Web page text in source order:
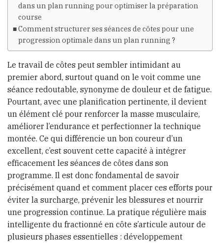
dans un plan running pour optimiser la préparation
course
Comment structurer ses séances de côtes pour une
progression optimale dans un plan running ?
Le travail de côtes peut sembler intimidant au
premier abord, surtout quand on le voit comme une
séance redoutable, synonyme de douleur et de fatigue.
Pourtant, avec une planification pertinente, il devient
un élément clé pour renforcer la masse musculaire,
améliorer l’endurance et perfectionner la technique
montée. Ce qui différencie un bon coureur d’un
excellent, c’est souvent cette capacité à intégrer
efficacement les séances de côtes dans son
programme. Il est donc fondamental de savoir
précisément quand et comment placer ces efforts pour
éviter la surcharge, prévenir les blessures et nourrir
une progression continue. La pratique régulière mais
intelligente du fractionné en côte s’articule autour de
plusieurs phases essentielles : développement